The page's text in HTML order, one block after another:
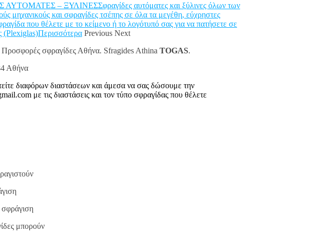
– ΞΥΛΙΝΕΣΣφραγίδες αυτόματες και ξύλινες όλων των
και σφραγίδες τσέπης σε όλα τα μεγέθη, εύχρηστες
που θέλετε με το κείμενο ή το λογότυπό σας για να πατήσετε σε
(Plexiglas)Περισσότερα Previous Next
Προσφορές σφραγίδες Αθήνα. Sfragides Athina TOGAS.
Αθήνα
διαφόρων διαστάσεων και άμεσα να σας δώσουμε την
με τις διαστάσεις και τον τύπο σφραγίδας που θέλετε
σφράγιση
μπορούν